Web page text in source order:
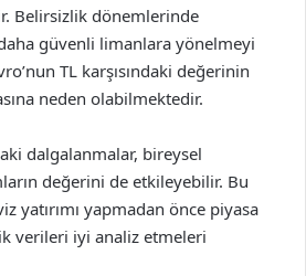
Belirsizlik dönemlerinde
güvenli limanlara yönelmeyi
TL karşısındaki değerinin
neden olabilmektedir.
dalgalanmalar, bireysel
değerini de etkileyebilir. Bu
yatırımı yapmadan önce piyasa
verileri iyi analiz etmeleri